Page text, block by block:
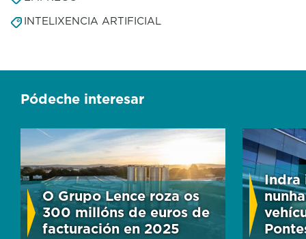
INTELIXENCIA ARTIFICIAL
Pódeche interesar
O Grupo Lence roza os
300 millóns de euros de
facturación en 2025
Indra